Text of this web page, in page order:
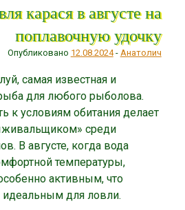
карася в августе на
поплавочную удочку
Опубликовано 12.08.2024- Анатолич
самая известная и
для любого рыболова.
к условиям обитания делает
среди
В августе, когда вода
температуры,
активным, что
идеальным для ловли.